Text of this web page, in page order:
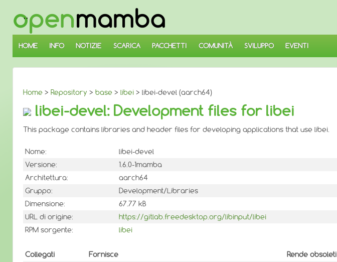
SALTA
AL
CONTENUTO
PRINCIPALE
HOME INFO NOTIZIE SCARICA PACCHETTI COMUNITÀ SVILUPPO EVENTI
Home > Repository > base > libei > libei-devel (aarch64)
libei-devel: Development files for libei
This package contains libraries and header files for developing applications that use libei.
Nome:
libei-devel
Versione:
1.6.0-1mamba
Architettura:
aarch64
Gruppo:
Development/Libraries
Dimensione:
67.77 kB
URL di origine:
https://gitlab.freedesktop.org/libinput/libei
RPM sorgente:
libei
Collegati Fornisce Rende obsoleti